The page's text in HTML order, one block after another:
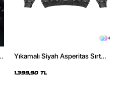
4
Yıkamalı Siyah Asperitas Sırt
1.399,90 TL